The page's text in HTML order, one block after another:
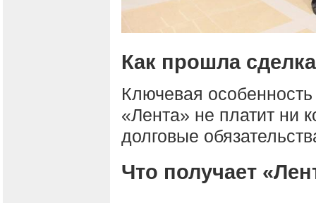
Как прошла
Ключевая
«Лента» не платит ни
долговые
Что получает